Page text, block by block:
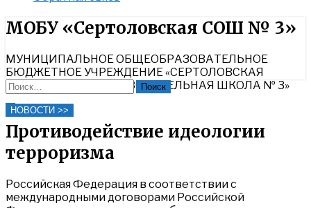
Найти:
МОБУ «Сертоловская СОШ № 3»
МУНИЦИПАЛЬНОЕ ОБЩЕОБРАЗОВАТЕЛЬНОЕ
БЮДЖЕТНОЕ УЧРЕЖДЕНИЕ «СЕРТОЛОВСКАЯ
СРЕДНЯЯ ОБЩЕОБРАЗОВАТЕЛЬНАЯ ШКОЛА № 3»
НОВОСТИ >>
Найти:
Close
Search
Противодействие идеологии
терроризма
Российская Федерация в соответствии с
международными договорами Российской